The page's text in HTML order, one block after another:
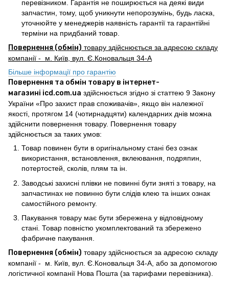
перевізником. Гарантія не поширюється на деякі види
запчастин, тому, щоб уникнути непорозумінь, будь ласка,
уточнюйте у менеджерів наявність гарантії та гарантійні
терміни на придбаний товар.
Повернення (обмін) товару здійснюється за адресою складу
компанії - м. Київ, вул. Є.Коновальця 34-А
Більше інформації про гарантію
Повернення та обмін товару в інтернет-
магазині icd.com.ua здійснюється згідно зі статтею 9 Закону
України «Про захист прав споживачів», якщо він належної
якості, протягом 14 (чотирнадцяти) календарних днів можна
здійснити повернення товару. Повернення товару
здійснюється за таких умов:
Товар повинен бути в оригінальному стані без ознак
використання, встановлення, вклеювання, подряпин,
потертостей, сколів, плям та ін.
Заводські захисні плівки не повинні бути зняті з товару, на
запчастинах не повинно бути слідів клею та інших ознак
самостійного ремонту.
Пакування товару має бути збережена у відповідному
стані. Товар повністю укомплектований та збережено
фабричне пакування.
Повернення (обмін) товару здійснюється за адресою складу
компанії - м. Київ, вул. Є.Коновальця 34-А, або за допомогою
логістичної компанії Нова Пошта (за тарифами перевізника).